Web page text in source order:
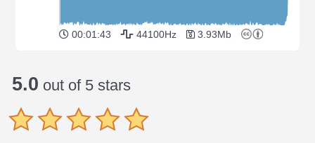
00:01:43 44100Hz 3.93Mb
5.0 out of 5 stars